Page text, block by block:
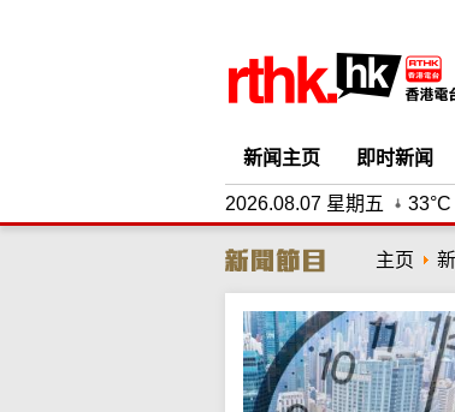
新闻主页 即时新闻
2026.08.07 星期五 33°C
主页